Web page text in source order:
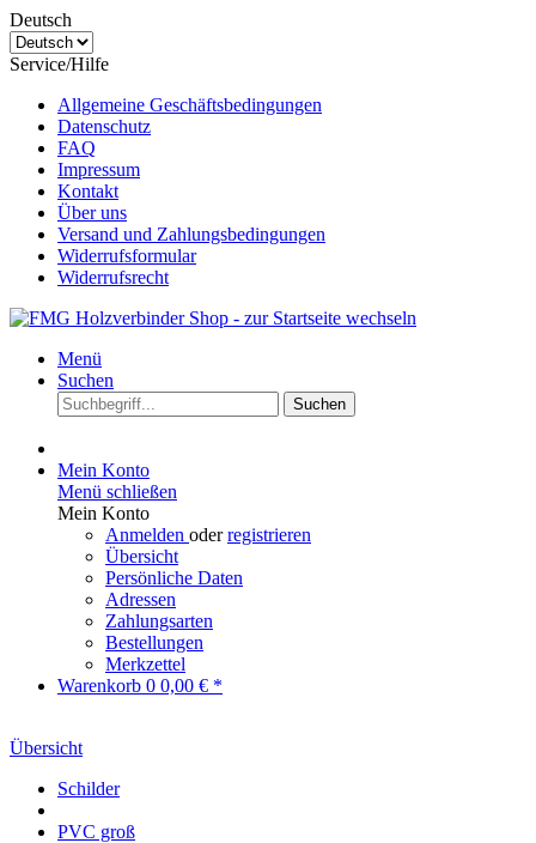
Deutsch
Service/Hilfe
Allgemeine Geschäftsbedingungen
Datenschutz
FAQ
Impressum
Kontakt
Über uns
Versand und Zahlungsbedingungen
Widerrufsformular
Widerrufsrecht
Menü
Suchen
Suchen
Mein Konto
Menü schließen
Mein Konto
Anmelden oderregistrieren
Übersicht
Persönliche Daten
Adressen
Zahlungsarten
Bestellungen
Merkzettel
Warenkorb 0 0,00 € *
Übersicht
Schilder
PVC groß